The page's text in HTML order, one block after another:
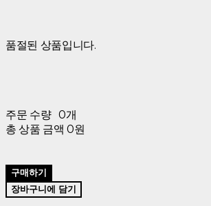
품절된 상품입니다.
주문 수량 0개
총 상품 금액 0원
구매하기
장바구니에 담기